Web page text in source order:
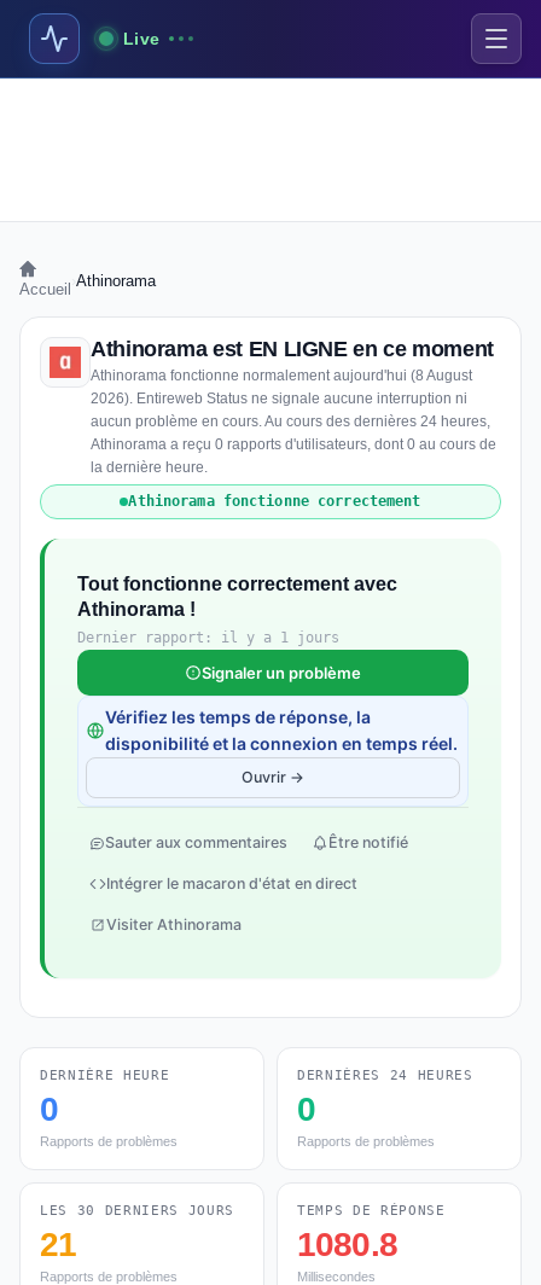
Live
Accueil Athinorama
Athinorama est EN LIGNE en ce moment
Athinorama fonctionne normalement aujourd'hui (8 August
2026). Entireweb Status ne signale aucune interruption ni
aucun problème en cours. Au cours des dernières 24 heures,
Athinorama a reçu 0 rapports d'utilisateurs, dont 0 au cours de
la dernière heure.
Athinorama fonctionne correctement
Tout fonctionne correctement avec
Athinorama !
Dernier rapport: il y a 1 jours
Signaler un problème
Vérifiez les temps de réponse, la
disponibilité et la connexion en temps réel.
Ouvrir →
Sauter aux commentaires Être notifié
Intégrer le macaron d'état en direct
Visiter Athinorama
DERNIÈRE HEURE
0
Rapports de problèmes
DERNIÈRES 24 HEURES
0
Rapports de problèmes
LES 30 DERNIERS JOURS
21
Rapports de problèmes
TEMPS DE RÉPONSE
1080.8
Millisecondes